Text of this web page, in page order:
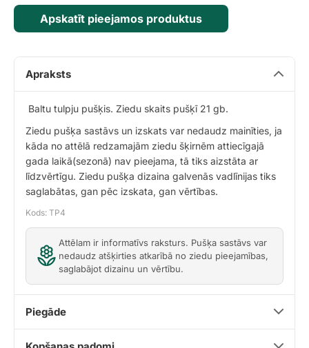
Apskatīt pieejamos produktus
Apraksts
Baltu tulpju pušķis. Ziedu skaits pušķī 21 gb.
Ziedu pušķa sastāvs un izskats var nedaudz mainīties, ja
kāda no attēlā redzamajām ziedu šķirnēm attiecīgajā
gada laikā(sezonā) nav pieejama, tā tiks aizstāta ar
līdzvērtīgu. Ziedu pušķa dizaina galvenās vadlīnijas tiks
saglabātas, gan pēc izskata, gan vērtības.
Kods: TP4
Attēlam ir informatīvs raksturs. Pušķa sastāvs var
nedaudz atšķirties atkarībā no ziedu pieejamības,
saglabājot dizainu un vērtību.
Piegāde